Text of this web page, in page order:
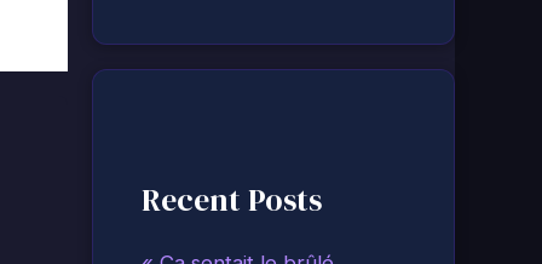
Recent Posts